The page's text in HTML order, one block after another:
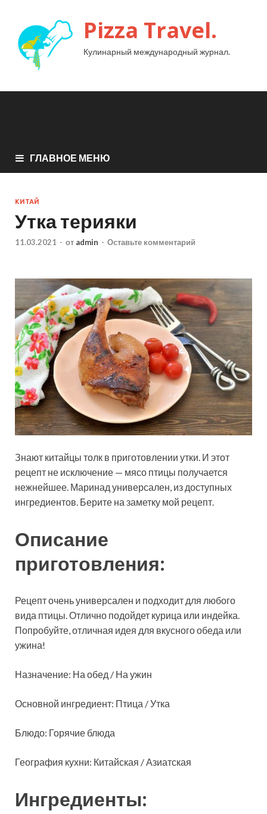
Pizza Travel.
Кулинарный международный журнал.
ГЛАВНОЕ МЕНЮ
КИТАЙ
Утка терияки
11.03.2021 - от admin - Оставьте комментарий
Знают китайцы толк в приготовлении утки. И этот
рецепт не исключение — мясо птицы получается
нежнейшее. Маринад универсален, из доступных
ингредиентов. Берите на заметку мой рецепт.
Описание
приготовления:
Рецепт оченьуниверсален и подходит для любого
вида птицы. Отлично подойдет курица или индейка.
Попробуйте, отличная идея для вкусного обеда или
ужина!
Назначение: На обед / На ужин
Основной ингредиент: Птица / Утка
Блюдо: Горячие блюда
География кухни: Китайская / Азиатская
Ингредиенты: